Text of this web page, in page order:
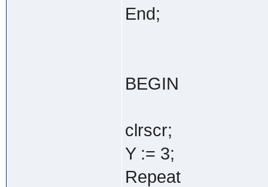
End;
BEGIN
clrscr;
Y := 3;
Repeat